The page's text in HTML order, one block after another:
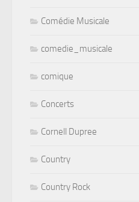
Comédie Musicale
comedie_musicale
comique
Concerts
Cornell Dupree
Country
Country Rock